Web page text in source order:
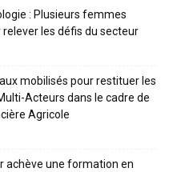
: Plusieurs femmes
les défis du secteur
mobilisés pour restituer les
Acteurs dans le cadre de
Agricole
achève une formation en